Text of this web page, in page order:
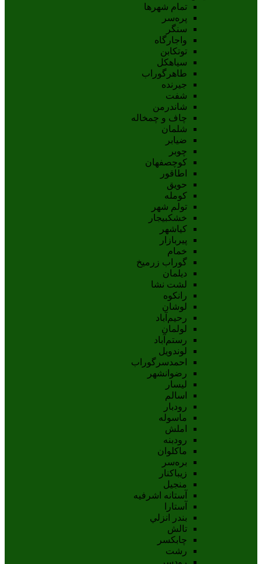
تمام شهر‌ها
پره‌سر
سنگر
واجارگاه
توتکابن
سیاهکل
طاهرگوراب
جیرنده
شفت
شاندرمن
چاف و چمخاله
شلمان
ضیابر
چوبر
کوچصفهان
اطاقور
حویق
کومله
تولم شهر
خشکبیجار
کیاشهر
پیربازار
خمام
گوراب زرمیخ
دیلمان
لشت نشا
رانکوه
لوشان
رحیم‌آباد
لولمان
رستم‌آباد
لوندویل
احمدسرگوراب
رضوانشهر
لیسار
اسالم
رودبار
ماسوله
املش
رودبنه
ماکلوان
بره‌سر
زیباکنار
منجیل
آستانه اشرفيه
آستارا
بندر انزلي
تالش
چابکسر
رشت
رودسر